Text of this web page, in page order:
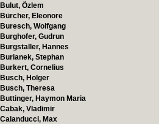
Bulut, Özlem
Bürcher, Eleonore
Buresch, Wolfgang
Burghofer, Gudrun
Burgstaller, Hannes
Burianek, Stephan
Burkert, Cornelius
Busch, Holger
Busch, Theresa
Buttinger, Haymon Maria
Cabak, Vladimir
Calanducci, Max